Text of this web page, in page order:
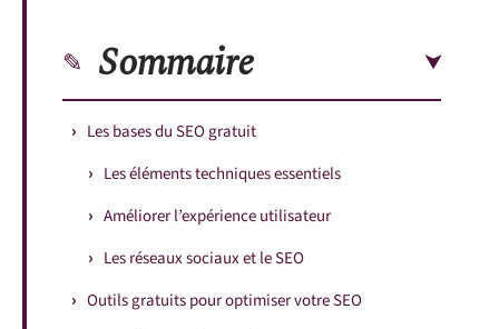
Sommaire
Les bases du SEO gratuit
Les éléments techniques essentiels
Améliorer l’expérience utilisateur
Les réseaux sociaux et le SEO
Outils gratuits pour optimiser votre SEO